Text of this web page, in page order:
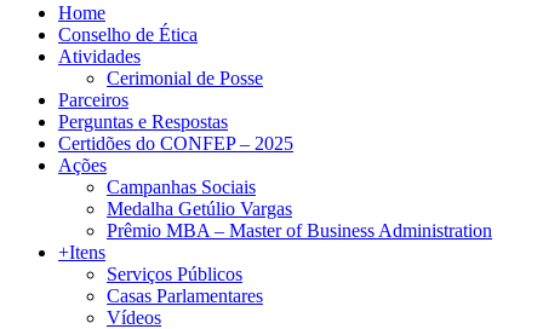
Home
Conselho de Ética
Atividades
Cerimonial de Posse
Parceiros
Perguntas e Respostas
Certidões do CONFEP – 2025
Ações
Campanhas Sociais
Medalha Getúlio Vargas
Prêmio MBA – Master of Business Administration
+Itens
Serviços Públicos
Casas Parlamentares
Vídeos